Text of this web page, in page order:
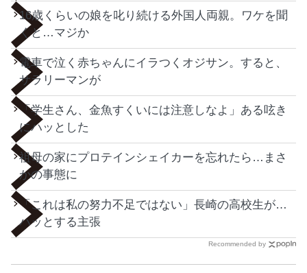
16歳くらいの娘を叱り続ける外国人両親。ワケを聞
くと…マジか
電車で泣く赤ちゃんにイラつくオジサン。すると、
サラリーマンが
「学生さん、金魚すくいには注意しなよ」ある呟き
にハッとした
祖母の家にプロテインシェイカーを忘れたら…まさ
かの事態に
「これは私の努力不足ではない」長崎の高校生が…
ハッとする主張
Recommended by